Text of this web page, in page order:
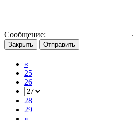
Сообщение:
Закрыть Отправить
«
25
26
28
29
»